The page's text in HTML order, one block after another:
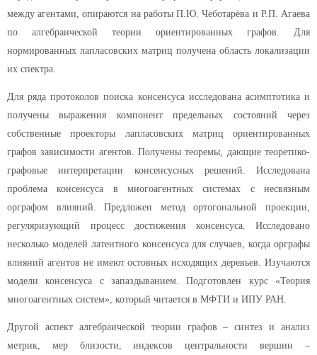
между агентами, опираются на работы П.Ю. Чеботарёва и Р.П. Агаева
по алгебраической теории ориентированных графов. Для
нормированных лапласовских матриц получена область локализации
их спектра.
Для ряда протоколов поиска консенсуса исследована асимптотика и
получены выражения компонент предельных состояний через
собственные проекторы лапласовских матриц ориентированных
графов зависимости агентов. Получены теоремы, дающие теоретико-
графовые интерпретации консенсусных решений. Исследована
проблема консенсуса в многоагентных системах с несвязным
орграфом влияний. Предложен метод ортогональной проекции,
регуляризующий процесс достижения консенсуса. Исследовано
несколько моделей латентного консенсуса для случаев, когда орграфы
влияний агентов не имеют остовных исходящих деревьев. Изучаются
модели консенсуса с запаздыванием. Подготовлен курс «Теория
многоагентных систем», который читается в МФТИ и ИПУ РАН.
Другой аспект алгебраической теории графов – синтез и анализ
метрик, мер близости, индексов центральности вершин –